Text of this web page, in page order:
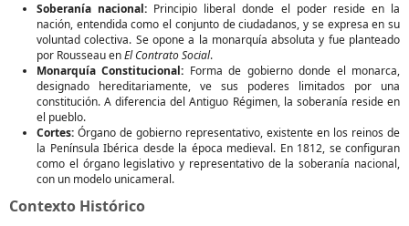
Soberanía nacional: Principio liberal donde el poder reside en la
nación, entendida como el conjunto de ciudadanos, y se expresa en su
voluntad colectiva. Se opone a la monarquía absoluta y fue planteado
por Rousseau enEl Contrato Social.
Monarquía Constitucional: Forma de gobierno donde el monarca,
designado hereditariamente, ve sus poderes limitados por una
constitución. A diferencia del Antiguo Régimen, la soberanía reside en
el pueblo.
Cortes: Órgano de gobierno representativo, existente en los reinos de
la Península Ibérica desde la época medieval. En 1812, se configuran
como el órgano legislativo y representativo de la soberanía nacional,
con un modelo unicameral.
Contexto Histórico